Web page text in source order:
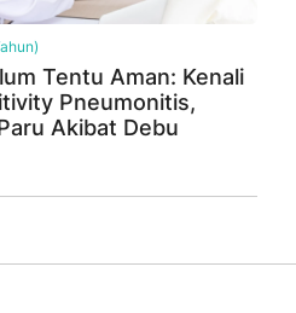
Tentu Aman: Kenali
Pneumonitis,
Akibat Debu